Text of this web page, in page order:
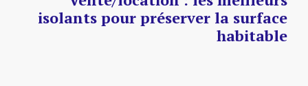
isolants pour préserver la surface
habitable